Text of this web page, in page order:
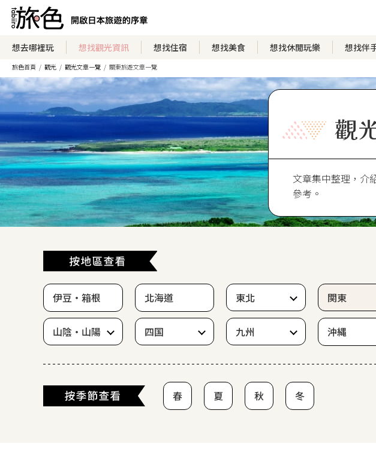
想去哪裡玩 想找觀光資訊 想找住宿 想找美食 想找休閒玩樂 想找伴
旅色首頁 觀光 觀光文章一覽 關東旅遊文章一覽
觀
文章集中整理，介
參考。
伊豆・箱根 北海道 東北 関東
山陰・山陽 四国 九州 沖縄
春 夏 秋 冬